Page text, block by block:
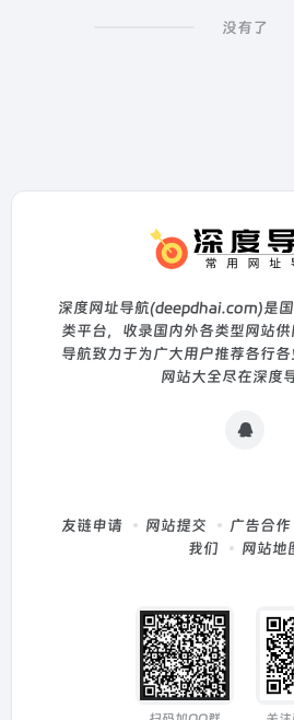
没有了
深度网址导航(deepdhai.com)是
类平台，收录国内外各类型网站
导航致力于为广大用户推荐各行
网站大全尽在深度
友链申请 网站提交 广告合作
我们
网站地